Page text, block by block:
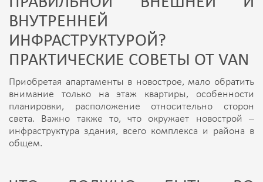
ВНУТРЕННЕЙ
ИНФРАСТРУКТУРОЙ?
ПРАКТИЧЕСКИЕ СОВЕТЫ ОТ VAN
Приобретая апартаменты в новострое, мало обратить
внимание только на этаж квартиры, особенности
планировки, расположение относительно сторон
света. Важно также то, что окружает новострой –
инфраструктура здания, всего комплекса и района в
общем.